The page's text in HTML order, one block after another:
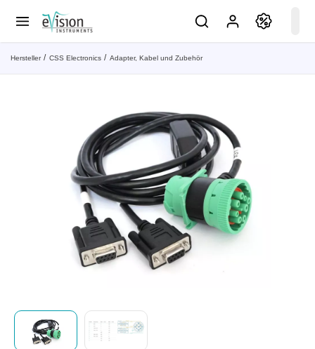
Hersteller CSS Electronics Adapter, Kabel und Zubehör